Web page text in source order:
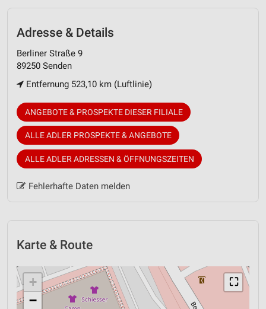
Adresse & Details
Berliner Straße 9
89250 Senden
Entfernung 523,10 km (Luftlinie)
ANGEBOTE & PROSPEKTE DIESER FILIALE
ALLE ADLER PROSPEKTE & ANGEBOTE
ALLE ADLER ADRESSEN & ÖFFNUNGSZEITEN
Fehlerhafte Daten melden
Karte & Route
⛶
+
−